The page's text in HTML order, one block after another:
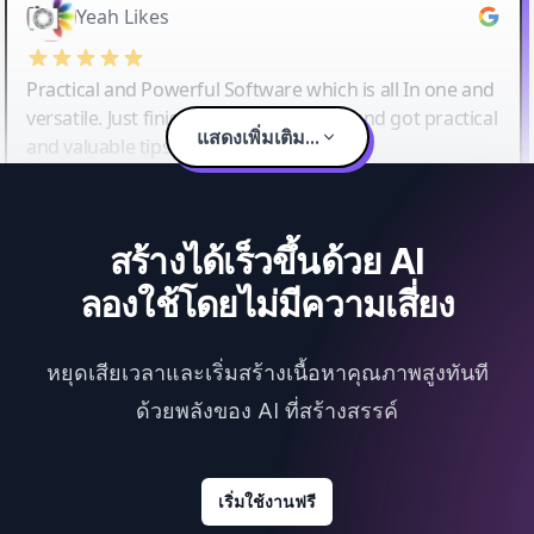
Yeah Likes
Practical and Powerful Software which is all In one and
versatile. Just finished their workshop and got practical
and valuable tips and tricks.
แสดงเพิ่มเติม...
สร้างได้เร็วขึ้นด้วย AI
ลองใช้โดยไม่มีความเสี่ยง
หยุดเสียเวลาและเริ่มสร้างเนื้อหาคุณภาพสูงทันที
ด้วยพลังของ AI ที่สร้างสรรค์
เริ่มใช้งานฟรี